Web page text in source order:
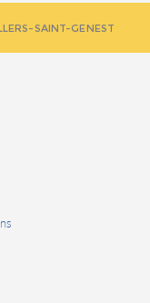
SAINT-GENEST